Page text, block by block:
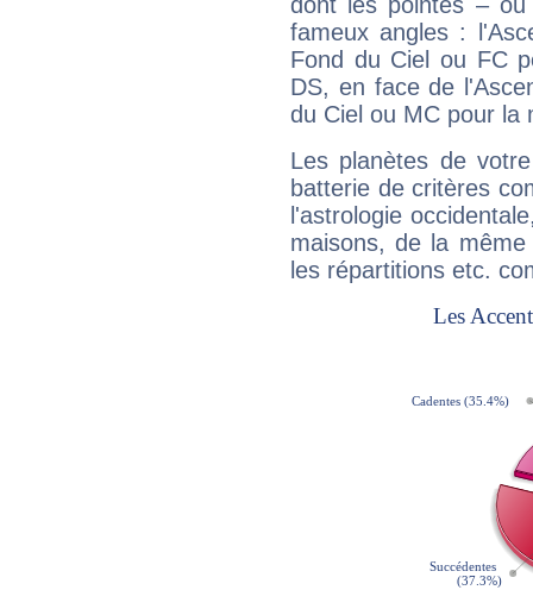
dont les pointes –
fameux angles :
Fond du Ciel ou FC
DS, en face de
du Ciel ou MC pour la
Les planètes de
batterie de critères
l'astrologie
maisons, de la
les répartitions etc.